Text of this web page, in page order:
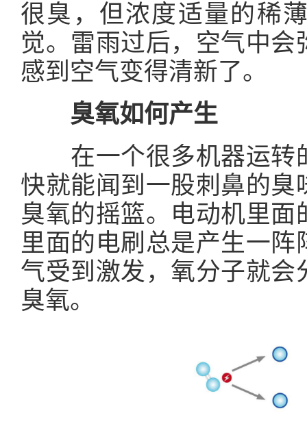
很臭，但浓度适量的稀
觉。雷雨过后，空气中
感到空气变得清新了。
臭氧如何产生
在一个很多机器运转
快就能闻到一股刺鼻的
臭氧的摇篮。电动机里
里面的电刷总是产生一
气受到激发，氧分子就
臭氧。